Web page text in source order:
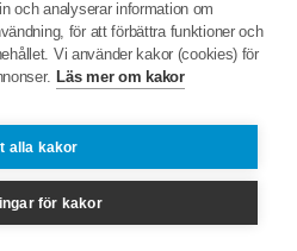
och analyserar information om
för att förbättra funktioner och
Vi använder kakor (cookies) för
Läs mer om kakor
alla kakor
för kakor